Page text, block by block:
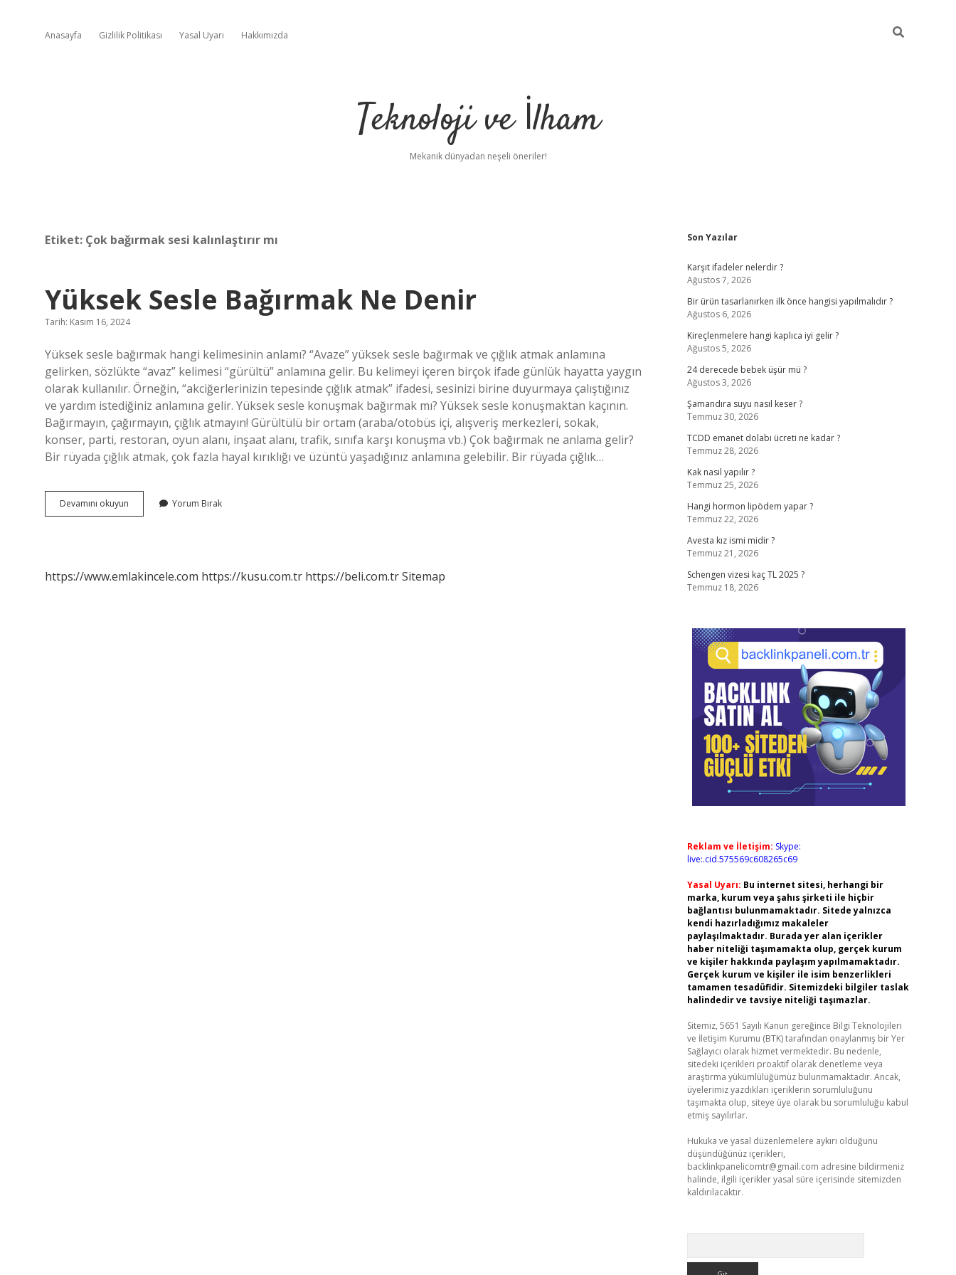
Anasayfa Gizlilik Politikası Yasal Uyarı Hakkımızda
Teknoloji ve İlham
Mekanik dünyadan neşeli öneriler!
Etiket: Çok bağırmak sesi kalınlaştırır mı
Yüksek Sesle Bağırmak Ne Denir
Tarih: Kasım 16, 2024
Yüksek sesle bağırmak hangi kelimesinin anlamı? “Avaze” yüksek sesle bağırmak ve çığlık atmak anlamına
gelirken, sözlükte “avaz” kelimesi “gürültü” anlamına gelir. Bu kelimeyi içeren birçok ifade günlük hayatta yaygın
olarak kullanılır. Örneğin, “akciğerlerinizin tepesinde çığlık atmak” ifadesi, sesinizi birine duyurmaya çalıştığınız
ve yardım istediğiniz anlamına gelir. Yüksek sesle konuşmak bağırmak mı? Yüksek sesle konuşmaktan kaçının.
Bağırmayın, çağırmayın, çığlık atmayın! Gürültülü bir ortam (araba/otobüs içi, alışveriş merkezleri, sokak,
konser, parti, restoran, oyun alanı, inşaat alanı, trafik, sınıfa karşı konuşma vb.) Çok bağırmak ne anlama gelir?
Bir rüyada çığlık atmak, çok fazla hayal kırıklığı ve üzüntü yaşadığınız anlamına gelebilir. Bir rüyada çığlık…
Devamını okuyun
Sesle
Yorum Bırak
https://www.emlakincele.com https://kusu.com.tr https://beli.com.trSitemap
Sidebar
Son Yazılar
Karşıt ifadeler nelerdir ?
Ağustos 7, 2026
Bir ürün tasarlanırken ilk önce hangisi yapılmalıdır ?
Ağustos 6, 2026
Kireçlenmelere hangi kaplıca iyi gelir ?
Ağustos 5, 2026
24 derecede bebek üşür mü ?
Ağustos 3, 2026
Şamandıra suyu nasıl keser ?
Temmuz 30, 2026
TCDD emanet dolabı ücreti ne kadar ?
Temmuz 28, 2026
Kak nasıl yapılır ?
Temmuz 25, 2026
Hangi hormon lipödem yapar ?
Temmuz 22, 2026
Avesta kız ismi midir ?
Temmuz 21, 2026
Schengen vizesi kaç TL 2025 ?
Temmuz 18, 2026
Reklam ve İletişim: Skype:
live:.cid.575569c608265c69
Yasal Uyarı: Bu internet sitesi, herhangi bir
marka, kurum veya şahıs şirketi ile hiçbir
bağlantısı bulunmamaktadır. Sitede yalnızca
kendi hazırladığımız makaleler
paylaşılmaktadır. Burada yer alan içerikler
haber niteliği taşımamakta olup, gerçek kurum
ve kişiler hakkında paylaşım yapılmamaktadır.
Gerçek kurum ve kişiler ile isim benzerlikleri
tamamen tesadüfidir. Sitemizdeki bilgiler taslak
halindedir ve tavsiye niteliği taşımazlar.
Sitemiz, 5651 Sayılı Kanun gereğince Bilgi Teknolojileri
ve İletişim Kurumu (BTK) tarafından onaylanmış bir Yer
Sağlayıcı olarak hizmet vermektedir. Bu nedenle,
sitedeki içerikleri proaktif olarak denetleme veya
araştırma yükümlülüğümüz bulunmamaktadır. Ancak,
üyelerimiz yazdıkları içeriklerin sorumluluğunu
taşımakta olup, siteye üye olarak bu sorumluluğu kabul
etmiş sayılırlar.
Hukuka ve yasal düzenlemelere aykırı olduğunu
düşündüğünüz içerikleri,
backlinkpanelicomtr@gmail.com adresine bildirmeniz
halinde, ilgili içerikler yasal süre içerisinde sitemizden
kaldırılacaktır.